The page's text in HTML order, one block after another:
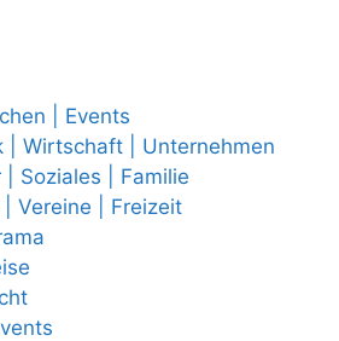
| Events
| Wirtschaft | Unternehmen
| Soziales | Familie
| Vereine | Freizeit